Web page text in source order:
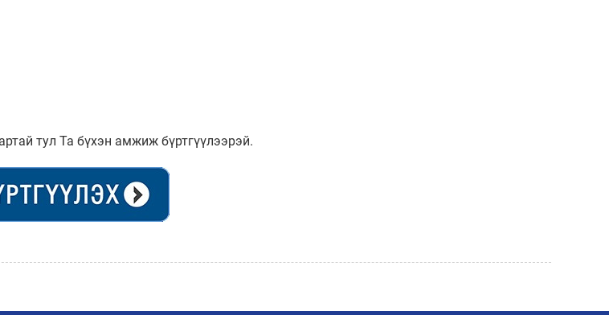
тул Та бүхэн амжиж бүртгүүлээрэй.